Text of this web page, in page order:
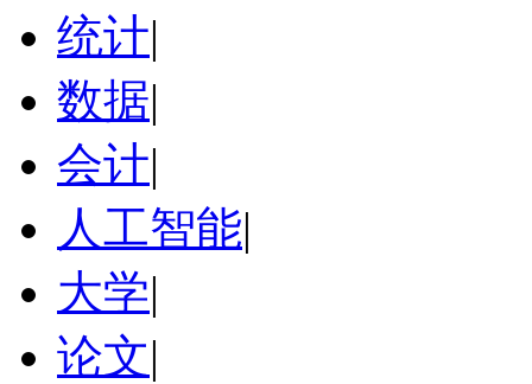
统计|
数据|
会计|
人工智能|
大学|
论文|